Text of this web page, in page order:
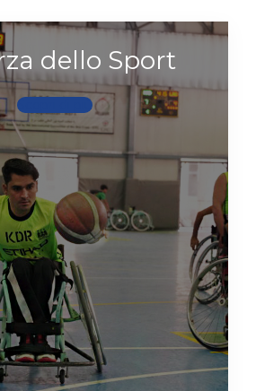
dello Sport
Scopri di più